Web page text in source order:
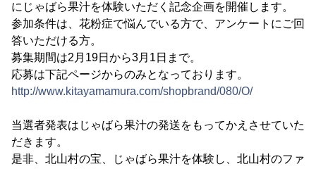
にじゃばら果汁を体験いただく記念企画を開催します。
参加条件は、花粉症で悩んでいる方で、アンケートにご回
答いただける方。
募集期間は2月19日から3月1日まで。
応募は下記ページからのみとなっております。
http://www.kitayamamura.com/shopbrand/080/O/
当選者発表はじゃばら果汁の発送をもってかえさせていた
だきます。
是非、北山村の宝、じゃばら果汁を体験し、北山村のファ